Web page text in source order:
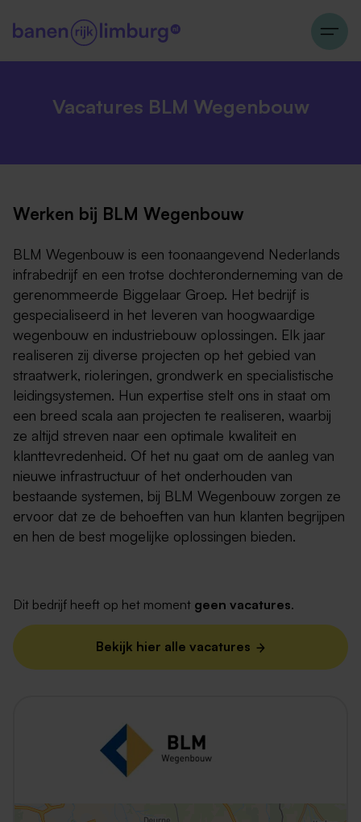
Vacatures BLM Wegenbouw
Werken bij BLM Wegenbouw
BLM Wegenbouw is een toonaangevend Nederlands
infrabedrijf en een trotse dochteronderneming van de
gerenommeerde Biggelaar Groep. Het bedrijf is
gespecialiseerd in het leveren van hoogwaardige
wegenbouw en industriebouw oplossingen. Elk jaar
realiseren zij diverse projecten op het gebied van
straatwerk, rioleringen, grondwerk en specialistische
leidingsystemen. Hun expertise stelt ons in staat om
een breed scala aan projecten te realiseren, waarbij
ze altijd streven naar een optimale kwaliteit en
klanttevredenheid. Of het nu gaat om de aanleg van
nieuwe infrastructuur of het onderhouden van
bestaande systemen, bij BLM Wegenbouw zorgen ze
ervoor dat ze de behoeften van hun klanten begrijpen
en hen de best mogelijke oplossingen bieden.
Dit bedrijf heeft op het moment geen vacatures.
Bekijk hier alle vacatures